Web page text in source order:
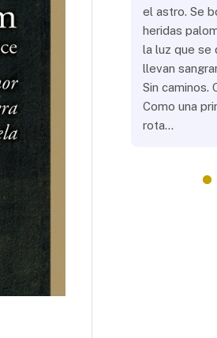
a través del
parece servir de
alma sino también
el astro. Se
heridas
la luz que se
llevan
Sin caminos.
Como una
rota…